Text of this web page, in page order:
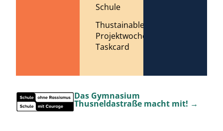
Schule
Thustainable
Projektwoche
Taskcard
Das Gymnasium
Thusneldastraße macht mit! →